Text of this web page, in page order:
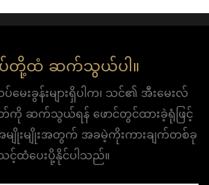
ပ်တို့ထံ ဆက်သွယ်ပါ။
ေးခွန်းများရှိပါက၊ သင်၏ အီးမေးလ်
ကို ဆက်သွယ်ရန် ဖောင်တွင်ထားခဲ့ရုံဖြင့်
မျိုးမျိုးအတွက် အခမဲ့ကိုးကားချက်တစ်ခု
င့်ထံပေးပို့နိုင်ပါသည်။